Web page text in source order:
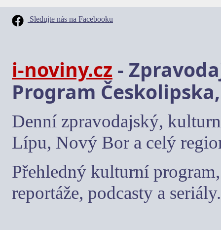
Sledujte nás na Facebooku
i-noviny.cz -
Program
Denní zpravodajský,
Lípu, Nový Bor a celý
Přehledný kulturní
reportáže, podcasty a seriály.